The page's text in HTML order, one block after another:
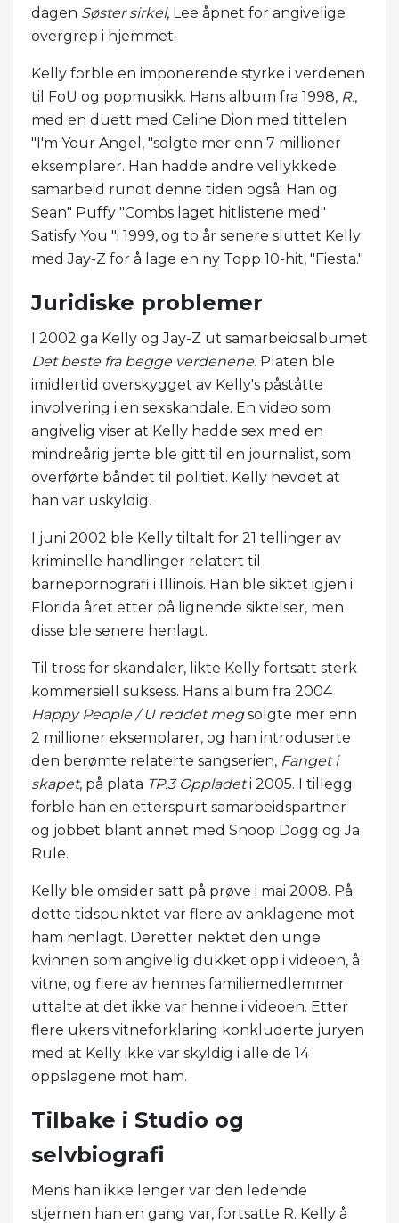
dagen Søster sirkel, Lee åpnet for angivelige
overgrep i hjemmet.
Kelly forble en imponerende styrke i verdenen
til FoU og popmusikk. Hans album fra 1998, R.,
med en duett med Celine Dion med tittelen
"I'm Your Angel, "solgte mer enn 7 millioner
eksemplarer. Han hadde andre vellykkede
samarbeid rundt denne tiden også: Han og
Sean" Puffy "Combs laget hitlistene med"
Satisfy You "i 1999, og to år senere sluttet Kelly
med Jay-Z for å lage en ny Topp 10-hit, "Fiesta."
Juridiske problemer
I 2002 ga Kelly og Jay-Z ut samarbeidsalbumet
Det beste fra begge verdenene. Platen ble
imidlertid overskygget av Kelly's påståtte
involvering i en sexskandale. En video som
angivelig viser at Kelly hadde sex med en
mindreårig jente ble gitt til en journalist, som
overførte båndet til politiet. Kelly hevdet at
han var uskyldig.
I juni 2002 ble Kelly tiltalt for 21 tellinger av
kriminelle handlinger relatert til
barnepornografi i Illinois. Han ble siktet igjen i
Florida året etter på lignende siktelser, men
disse ble senere henlagt.
Til tross for skandaler, likte Kelly fortsatt sterk
kommersiell suksess. Hans album fra 2004
Happy People / U reddet megsolgte mer enn
2 millioner eksemplarer, og han introduserte
den berømte relaterte sangserien, Fanget i
skapet, på plata TP.3 Oppladeti 2005. I tillegg
forble han en etterspurt samarbeidspartner
og jobbet blant annet med Snoop Dogg og Ja
Rule.
Kelly ble omsider satt på prøve i mai 2008. På
dette tidspunktet var flere av anklagene mot
ham henlagt. Deretter nektet den unge
kvinnen som angivelig dukket opp i videoen, å
vitne, og flere av hennes familiemedlemmer
uttalte at det ikke var henne i videoen. Etter
flere ukers vitneforklaring konkluderte juryen
med at Kelly ikke var skyldig i alle de 14
oppslagene mot ham.
Tilbake i Studio og
selvbiografi
Mens han ikke lenger var den ledende
stjernen han en gang var, fortsatte R. Kelly å